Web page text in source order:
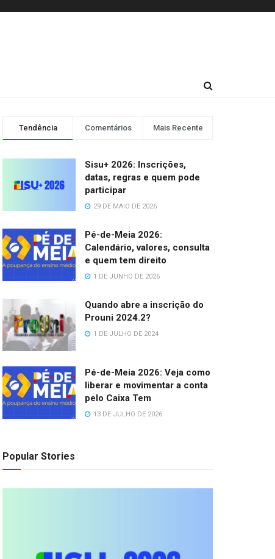
DÚVIDAS DE PORTUGUÊS
Ficam ou ficão: como se
Tendência Comentários Mais Recente
Sisu+ 2026: Inscrições,
datas, regras e quem pode
participar
29 DE MAIO DE 2026
Pé-de-Meia 2026:
Calendário, valores, consulta
e quem tem direito
1 DE JUNHO DE 2026
Quando abre a inscrição do
Prouni 2024.2?
1 DE JULHO DE 2024
Pé-de-Meia 2026: Veja como
liberar e movimentar a conta
pelo Caixa Tem
13 DE JULHO DE 2026
Popular Stories